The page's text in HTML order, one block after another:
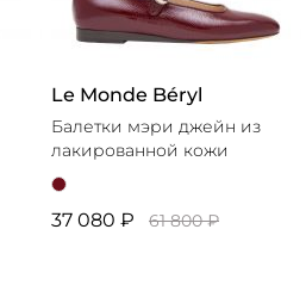
Le Monde Béryl
Балетки мэри джейн из
лакированной кожи
37 080 ₽ 61 800 ₽